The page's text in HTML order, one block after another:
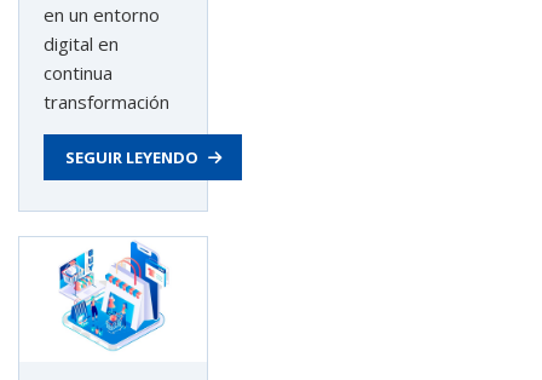
en un entorno
digital en
continua
transformación
SEGUIR LEYENDO